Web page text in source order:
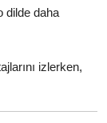
dilde daha
izlerken,